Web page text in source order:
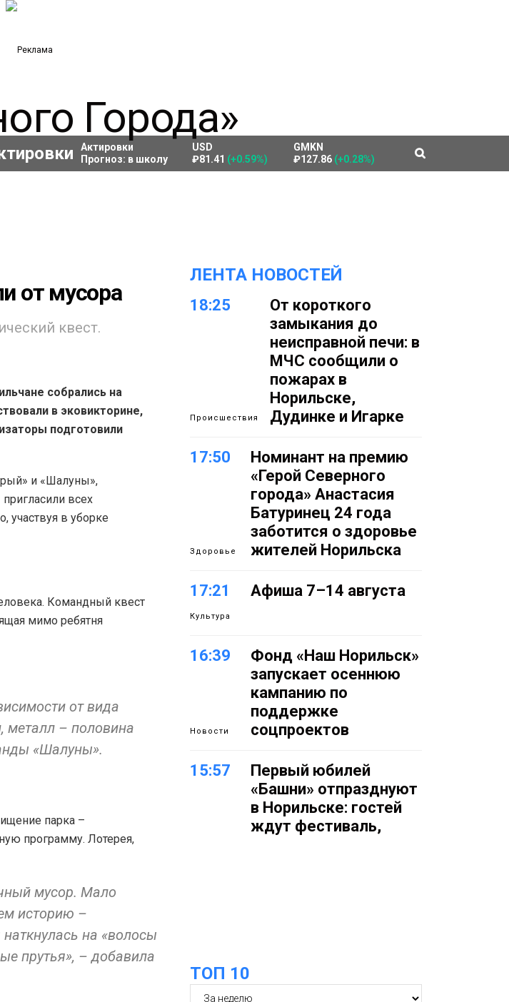
Актировки
Прогноз: в школу
USD
₽81.41 (+0.59%)
GMKN
₽127.86 (+0.28%)
от мусора
квест.
собрались на
в эковикторине,
подготовили
и «Шалуны»,
всех
участвуя в уборке
Командный квест
мимо ребятня
от вида
металл – половина
«Шалуны».
парка –
программу. Лотерея,
мусор. Мало
историю –
на «волосы
прутья», – добавила
ЛЕНТА НОВОСТЕЙ
18:25
Происшествия
От короткого
замыкания до
неисправной печи: в
МЧС сообщили о
пожарах в
Норильске,
Дудинке и Игарке
17:50
Здоровье
Номинант на премию
«Герой Северного
города» Анастасия
Батуринец 24 года
заботится о здоровье
жителей Норильска
17:21
Культура
Афиша 7–14 августа
16:39
Новости
Фонд «Наш Норильск»
запускает осеннюю
кампанию по
поддержке
соцпроектов
15:57
Первый юбилей
«Башни» отпразднуют
в Норильске: гостей
ждут фестиваль,
ТОП 10